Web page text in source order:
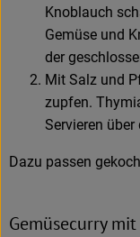
Knoblauch
Gemüse und
der
Mit Salz und
zupfen.
Servieren
Dazu passen
Gemüsecurry